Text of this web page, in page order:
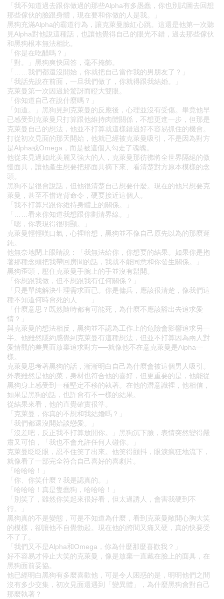
「我不知道過去跟你做過的那些Alpha有多愚蠢，你也別試圖去回想
那些傢伙的臉跟身體，現在要和你做的人是我。」
黑狗充滿Alpha的霸道行為，讓克萊曼臉紅心跳。這還是他第一次聽
見Alpha對他說這種話，也讓他覺得自己的眼光不錯，過去那些傢伙
和黑狗根本無法相比。
「你是在吃醋嗎？」
「對。」黑狗爽快回答，毫不掩飾。
「……我們都還沒開始，你就把自己當作我的男朋友了？」
「我話先說在前面，一旦我們做了，你就得跟我結婚。」
克萊曼第一次因過於驚訝而瞪大雙眼。
「你知道自己在說什麼嗎？」
「知道。」黑狗見到克萊曼的反應後，心理並沒有受傷。畢竟他早
已感受到克萊曼只打算跟他維持肉體關係，不想更進一步，但那是
克萊曼自己的想法，他並不打算就這樣錯過好不容易抓住的機會。
打從初次見面的那天開始，他就已經被克萊曼吸引，不是因為對方
是Alpha或Omega，而是被這個人勾走了魂魄。
他從未見過如此美麗又強大的人，克萊曼那彷彿將全世界隔絕的傲
慢面具，讓他產生想要把那面具摘下來、看清楚對方原本模樣的念
頭。
黑狗不是很會說話，但他很清楚自己想要什麼。現在的他只想要克
萊曼，甚至不惜違背命令，硬要接近這個人。
「我不打算只跟你維持身體上的關係。」
「……看來你知道我想跟你劃清界線。」
「嗯，你表現得很明顯。」
克萊曼輕輕嘆口氣，心裡暗想，黑狗並不像自己原先以為的那麼遲
鈍。
他無奈地閉上眼睛說：「我無法給你，你想要的結果。如果你是抱
著那種念頭把我帶回房間的話，我就不能同意和你發生關係。」
黑狗歪頭，壓住克萊曼手腕上的手並沒有鬆開。
「你想跟我做，但不想跟我有任何關係？」
「只是單純解決生理需求而已。你是傭兵，應該很清楚，像我們這
種不知道何時會死的人……」
「什麼意思？既然隨時都有可能死，為什麼不應該豁出去追求愛
情？」
與克萊曼的想法相反，黑狗並不認為工作上的危險會影響追求另一
半。他雖然隱約感覺到克萊曼有這種想法，但並不打算因為兩人對
愛情觀的差異而放棄追求對方──就像他不在意克萊曼是Alpha一
樣。
克萊曼思考著黑狗的話，漸漸明白自己為什麼會被這個男人吸引。
外表雖然是他的菜，身材也符合他的喜好，但更重要的是，他能從
黑狗身上感受到一種堅定不移的執著。在他的潛意識裡，他相信，
如果是黑狗的話，也許會有不一樣的結果。
從結果來看，他的直覺確實很準。
「克萊曼，你真的不想和我結婚嗎？」
「我們都還沒開始談戀愛。」
「沒差吧，反正我不打算放開你。」黑狗沉下臉，表情突然變得嚴
肅又可怕，「我也不會允許任何人碰你。」
克萊曼眨眨眼，忍不住笑了出來。他笑得顫抖，眼淚瘋狂地流下，
就像看了一部完全符合自己喜好的喜劇片。
「哈哈哈！」
「你、你笑什麼？我是認真的。」
「哈哈哈！真是隻蠢狗，哈哈哈！」
「別笑了，雖然你笑起來很好看，但太過誘人，會害我硬到不
行。」
黑狗真的不是變態，可是不知道為什麼，看到克萊曼敞開心胸大笑
的模樣，卻讓他不自覺勃起。現在他的胯間又痛又硬，真的快要受
不了了。
「我們又不是Alpha和Omega，你為什麼那麼喜歡我？」
好不容易才停止大笑的克萊曼，像是放棄一直戴在臉上的面具，在
黑狗面前妥協。
他已經明白黑狗有多麼喜歡他，可是令人困惑的是，明明他們之間
沒有多少交集，初次見面還遇到「變異體」，為什麼黑狗會對自己
那麼執著？